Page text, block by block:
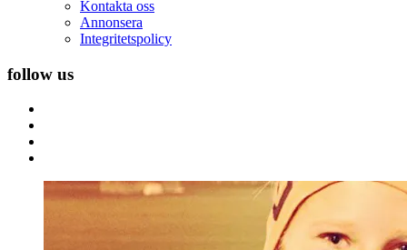
Kontakta oss
Annonsera
Integritetspolicy
follow us